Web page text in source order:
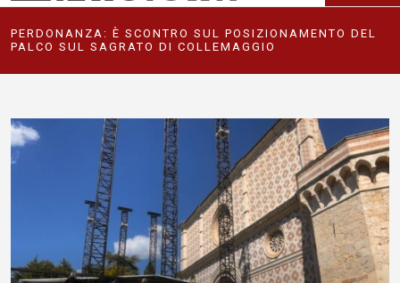
PERDONANZA: È SCONTRO SUL POSIZIONAMENTO DEL
PALCO SUL SAGRATO DI COLLEMAGGIO